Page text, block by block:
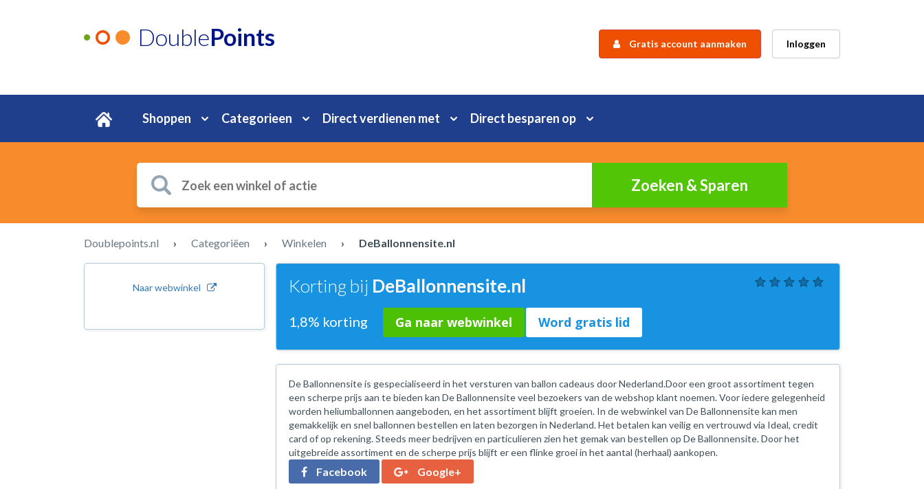
DoublePoints Gratis account aanmaken Inloggen
Shoppen Categorieen Direct verdienen met Direct besparen op
Doublepoints.nl › Categoriëen › Winkelen › DeBallonnensite.nl
Naar webwinkel Korting bij DeBallonnensite.nl
1,8% korting Ga naar webwinkel Word gratis lid
De Ballonnensite is gespecialiseerd in het versturen van ballon cadeaus door Nederland.Door een groot assortiment tegen
een scherpe prijs aan te bieden kan De Ballonnensite veel bezoekers van de webshop klant noemen. Voor iedere gelegenheid
worden heliumballonnen aangeboden, en het assortiment blijft groeien. In de webwinkel van De Ballonnensite kan men
gemakkelijk en snel ballonnen bestellen en laten bezorgen in Nederland. Het betalen kan veilig en vertrouwd via Ideal, credit
card of op rekening. Steeds meer bedrijven en particulieren zien het gemak van bestellen op De Ballonnensite. Door het
uitgebreide assortiment en de scherpe prijs blijft er een flinke groei in het aantal (herhaal) aankopen.
Facebook Google+